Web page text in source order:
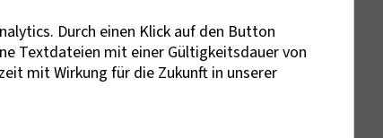
Gemeint sind stets alle Geschlechter.
Durch einen Klick auf den Button
Textdateien mit einer Gültigkeitsdauer von
mit Wirkung für die Zukunft in unserer